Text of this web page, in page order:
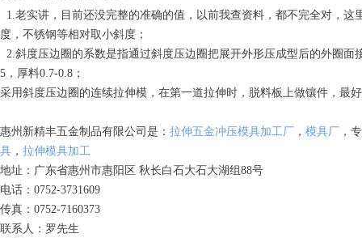
1.老实讲，目前还没完整的准确的值，以前我查资料，都不完全对，这
度，不锈钢等相对取小斜度；
2.斜度压边圈的系数是指通过斜度压边圈把展开外形压成型后的外圈
5，厚料0.7-0.8；
采用斜度压边圈的连续拉伸模，在第一道拉伸时，脱料板上做镶件，最
惠州新精丰五金制品有限公司是： 拉伸五金冲压模具加工厂 ， 模具厂 ，
具 ， 拉伸模具加工
地址：广东省惠州市惠阳区 秋长白石大石大湖组88号
电话：0752-3731609
传真：0752-7160373
联系人：罗先生